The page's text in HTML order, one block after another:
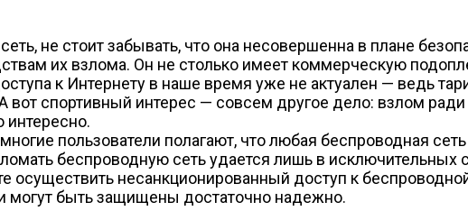
не стоит забывать, что она несовершенна в плане
их взлома. Он не столько имеет коммерческую
к Интернету в наше время уже не актуален — ведь
вот спортивный интерес — совсем другое дело: взлом
интересно.
пользователи полагают, что любая беспроводная
беспроводную сеть удается лишь в исключительных
осуществить несанкционированный доступ к
могут быть защищены достаточно надежно.